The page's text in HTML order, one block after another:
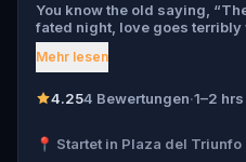
You know the old saying,
fated night, love goes
and Walter Bridges . Bella, a
found dead during a ghost
Walter, the obsessed
suspects, and expose the
Mehr lesen
4.254 Bewertungen·1–2 hrs
📍 Startet in Plaza del Triunfo